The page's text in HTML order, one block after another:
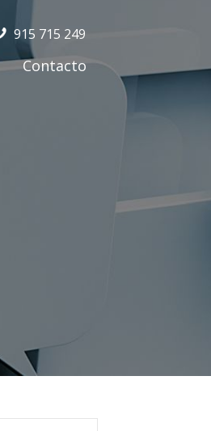
915 715 249
Contacto